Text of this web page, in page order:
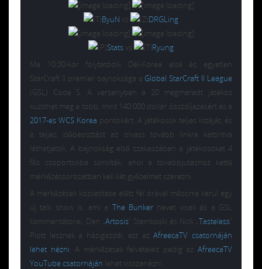
ByuN vs DRGLing
Statsvs
Ryung
Ma 10:30-kor folytatódik Dél-Korea első és egyetlen
StarCraft II premier bajnoksága a Global StarCraft II League
(GSL) Code S. A versenyben a 20 megmaradt játékos
küzdhet meg a több, mint 140 000 dollár összdíjazásért és a
2017-es WCS Korea pontokért. A játékosok teljes listáját, és
a teljes időbeosztást az olvass tovább linkre kattintva
láthatjátok. A bajnokság első szakaszában a játékosokat 4
fős csoportokba sorolták, ahol a továbbjutáshoz kettő
mérkőzéssorozatban kell két győzelmet szerezni.
A mérkőzések közvetítése előtt fél órával műsorra kerül egy
új talk show is, ami a The Bunkernevet viseli és a GSL
kommentátorai, Dan „Artosis ” Stemkoski és Nick „Tasteless
Plott lesznek a házigazdái, ezt azAfreecaTV csatornáján
lehet nézni. A mérkőzések felvételeit pedig azAfreecaTV
YouTube csatornáján lehet visszanézni.